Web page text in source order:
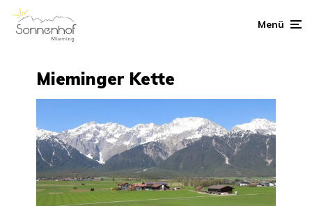
Menü
Mieminger Kette